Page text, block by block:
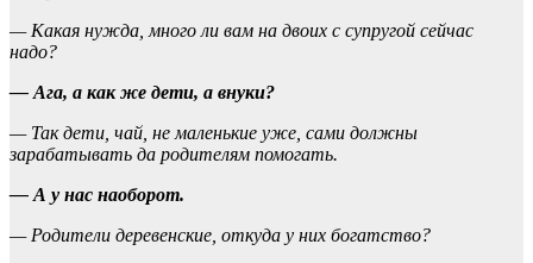
— Какая нужда, много ли вам на двоих с супругой сейчас
надо?
— Ага, а как же дети, а внуки?
— Так дети, чай, не маленькие уже, сами должны
зарабатывать да родителям помогать.
— А у нас наоборот.
— Родители деревенские, откуда у них богатство?